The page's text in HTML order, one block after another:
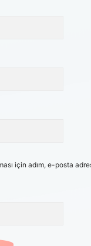
için adım, e-posta